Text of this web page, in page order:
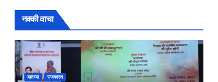
नक्की वाचा
बातम्या राजकारण